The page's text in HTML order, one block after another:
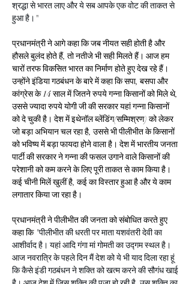
श्रद्धा से भारत लाए और ये सब आपके एक वोट की ताकत से
हुआ है। "
प्रधानमंत्री ने आगे कहा कि जब नीयत सही होती है और
हौसले बुलंद होते हैं, तो नतीजे भी सही मिलते हैं। आज हम
चारों तरफ विकसित भारत का निर्माण होते हुए देख रहे हैं।
उन्होंने इंडिया गठबंधन के बारे में कहा कि सपा, बसपा और
कांग्रेस के 14 साल में जितने रुपये गन्ना किसानों को मिले थे,
उससे ज्यादा रुपये योगी जी की सरकार यहां गन्ना किसानों
को दे चुकी है। देश में इथेनॉल ब्लेंडिंग(सम्मिश्रण) को लेकर
जो बड़ा अभियान चल रहा है, उससे भी पीलीभीत के किसानों
को भविष्य में बड़ा फायदा होने वाला है। देश में भारतीय जनता
पार्टी की सरकार ने गन्ना की फसल उगाने वाले किसानों की
परेशानी को कम करने के लिए पूरी ताकत से काम किया है।
कई चीनी मिलें खुलीं है, कई का विस्तार हुआ है और ये काम
लगातार किया जा रहा है।
प्रधानमंत्री ने पीलीभीत की जनता को संबोधित करते हुए
कहा कि "पीलीभीत की धरती पर माता यशवंतरी देवी का
आशीर्वाद है। यहां आदि गंगा मां गोमती का उद्गम स्थल है।
आज नवरात्रि के पहले दिन मैं देश को ये भी याद दिला रहा हूं
कि कैसे इंडी गठबंधन ने शक्ति को खत्म करने की सौगंध खाई